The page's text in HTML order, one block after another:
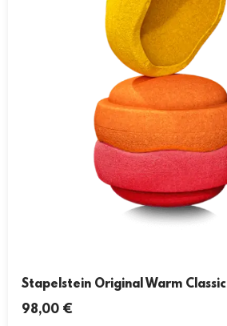
Stapelstein Original Warm Classic
98,00 €